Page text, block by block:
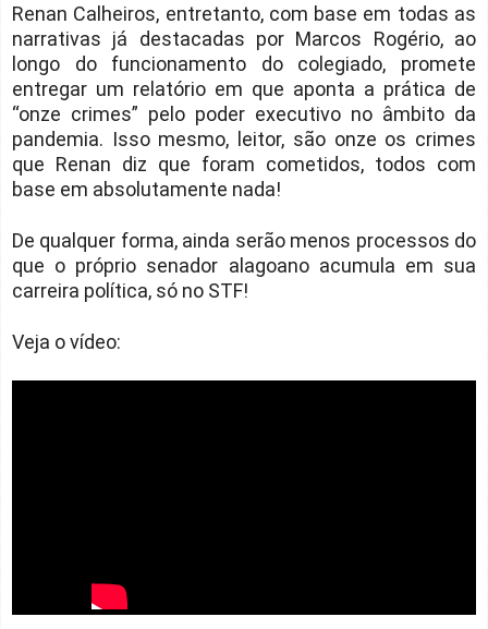
Renan Calheiros, entretanto, com base em todas as
narrativas já destacadas por Marcos Rogério, ao
longo do funcionamento do colegiado, promete
entregar um relatório em que aponta a prática de
“onze crimes” pelo poder executivo no âmbito da
pandemia. Isso mesmo, leitor, são onze os crimes
que Renan diz que foram cometidos, todos com
base em absolutamente nada!
De qualquer forma, ainda serão menos processos do
que o próprio senador alagoano acumula em sua
carreira política, só no STF!
Veja o vídeo: